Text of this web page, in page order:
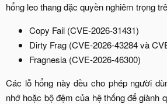
hổng leo thang đặc quyền nghiêm trọng
Copy Fail (CVE-2026-31431)​
Dirty Frag (CVE-2026-43284 và
Fragnesia (CVE-2026-46300)​
Các lỗ hổng này đều cho phép người
nhớ hoặc bộ đệm của hệ thống để giành